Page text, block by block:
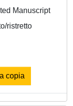
Manuscript
ristretto
copia